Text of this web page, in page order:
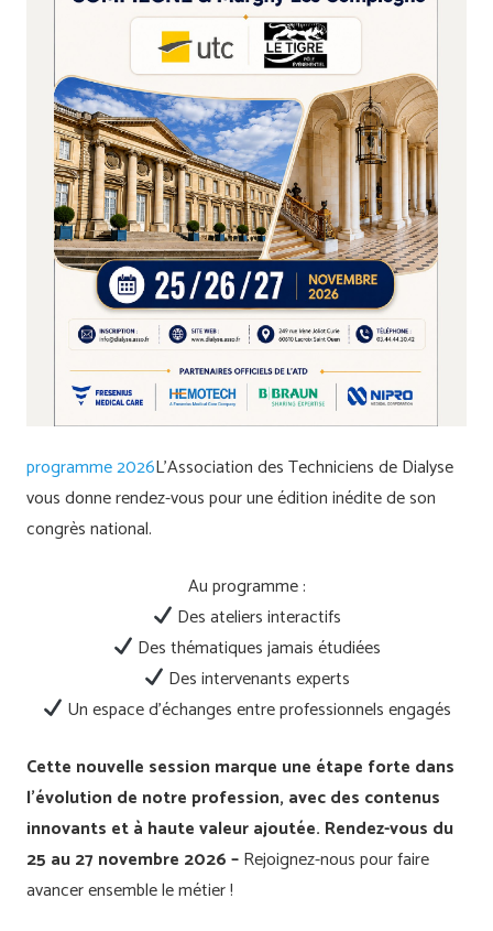
programme 2026L’Association des Techniciens de Dialyse
vous donne rendez-vous pour une édition inédite de son
congrès national.
Au programme :
Des ateliers interactifs
Des thématiques jamais étudiées
Des intervenants experts
Un espace d’échanges entre professionnels engagés
Cette nouvelle session marque une étape forte dans
l’évolution de notre profession, avec des contenus
innovants et à haute valeur ajoutée. Rendez-vous du
25 au 27 novembre 2026 –Rejoignez-nous pour faire
avancer ensemble le métier !